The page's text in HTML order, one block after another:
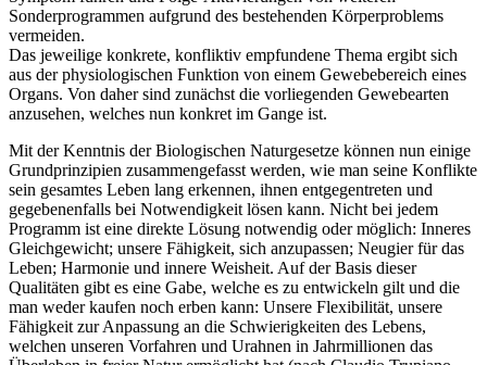
Sonderprogrammen aufgrund des bestehenden Körperproblems
vermeiden.
Das jeweilige konkrete, konfliktiv empfundene Thema ergibt sich
aus der physiologischen Funktion von einem Gewebebereich eines
Organs. Von daher sind zunächst die vorliegenden Gewebearten
anzusehen, welches nun konkret im Gange ist.
Mit der Kenntnis der Biologischen Naturgesetze können nun einige
Grundprinzipien zusammengefasst werden, wie man seine Konflikte
sein gesamtes Leben lang erkennen, ihnen entgegentreten und
gegebenenfalls bei Notwendigkeit lösen kann. Nicht bei jedem
Programm ist eine direkte Lösung notwendig oder möglich: Inneres
Gleichgewicht; unsere Fähigkeit, sich anzupassen; Neugier für das
Leben; Harmonie und innere Weisheit. Auf der Basis dieser
Qualitäten gibt es eine Gabe, welche es zu entwickeln gilt und die
man weder kaufen noch erben kann: Unsere Flexibilität, unsere
Fähigkeit zur Anpassung an die Schwierigkeiten des Lebens,
welchen unseren Vorfahren und Urahnen in Jahrmillionen das